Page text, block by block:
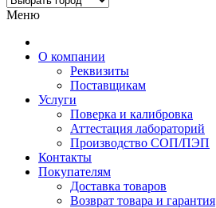
Меню
О компании
Реквизиты
Поставщикам
Услуги
Поверка и калибровка
Аттестация лабораторий
Производство СОП/ПЭП
Контакты
Покупателям
Доставка товаров
Возврат товара и гарантия